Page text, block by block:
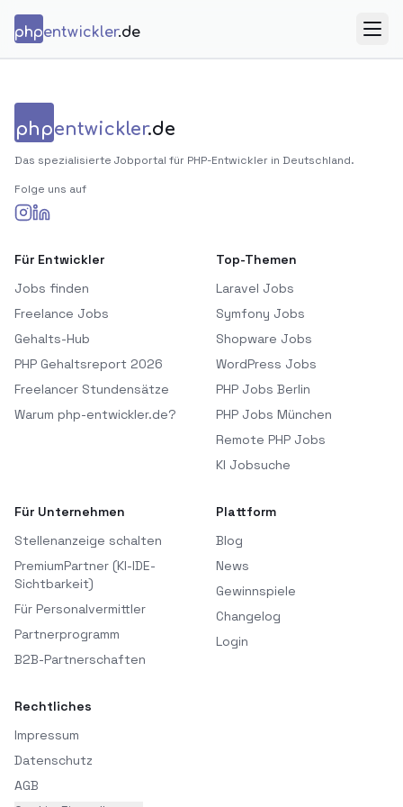
phpentwickler.de
phpentwickler.de
Das spezialisierte Jobportal für PHP-Entwickler in Deutschland.
Folge uns auf
Für Entwickler
Jobs finden
Freelance Jobs
Gehalts-Hub
PHP Gehaltsreport 2026
Freelancer Stundensätze
Warum php-entwickler.de?
Top-Themen
Laravel Jobs
Symfony Jobs
Shopware Jobs
WordPress Jobs
PHP Jobs Berlin
PHP Jobs München
Remote PHP Jobs
KI Jobsuche
Für Unternehmen
Stellenanzeige schalten
PremiumPartner (KI-IDE-
Sichtbarkeit)
Für Personalvermittler
Partnerprogramm
B2B-Partnerschaften
Plattform
Blog
News
Gewinnspiele
Changelog
Login
Rechtliches
Impressum
Datenschutz
AGB